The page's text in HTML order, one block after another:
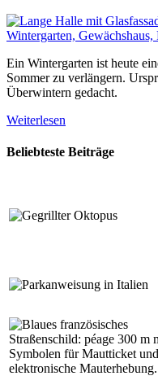
Wintergarten,
Ein Wintergarten ist heute
Sommer zu verlängern.
Überwintern gedacht.
Weiterlesen
Beliebteste Beiträge